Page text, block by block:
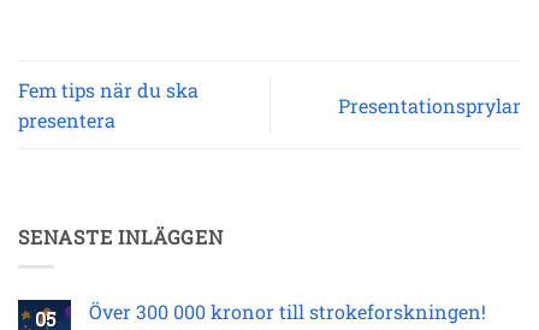
Fem tips när du ska
presentera
Presentationsprylar
SENASTE INLÄGGEN
05 Över 300 000 kronor till strokeforskningen!